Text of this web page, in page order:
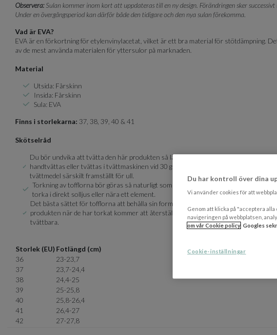
Observera:Sulan kommer inom kort att uppdateras till en ny design. Förändringen sker
Under en övergångsperiod kan därför både den tidigare och den nya sulan förekomma.
Vad är EVA?
EVA är en förkortning för etylenvinylacetat, vilket är ett bra material för stötdämpning.
av de mest använda materialen för yttersulor på marknaden.
Material
Utsida: Fårskinn
Insida: Fårskinn
Sula: EVA
Finns i storlekarna: 37, 38, 39, 40 & 41
Skötselråd
Du bör undvika att tvätta den här produkten så länge som möjligt. Om tofflorna
handtvättas eller tvättas i tvättmaskinen vid 30 grader på ullprogrammet. Använd
tvättmedel särskilt framställt för ull.
Torkning av tofflorna bör göras så naturligt som möjligt, exempelvis genom att låta
torka i direkt solljus eller nära ett element.
Det bästa sättet för tofflorna att behålla sin form efter tvätt är att lägga in lite papper
produkten när de har torkat kommer att återställa produkten till dess ursprungliga
tvättbara.
Storlek (EU) Fotlängd (cm)
36
23-23,7
37
23,7-24,4
38
24,4-25
39
25-25,8
40
25,8-26,4
41
26,4-27
42
27-27,8
Du har kontroll över dina
Vi använder cookies för att
Genom att klicka på "acceptera
navigeringen på webbplatsen,
om vår Cookie policy Googles
Cookie-inställningar